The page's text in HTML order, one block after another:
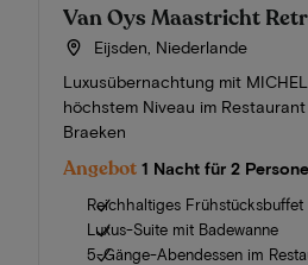
Van Oys Maastricht
Eijsden, Niederlande
Luxusübernachtung mit
höchstem Niveau im
Braeken
Angebot 1 Nacht für 2
Reichhaltiges Frühstücksbuffet
Luxus-Suite mit Badewanne
5-Gänge-Abendessen im